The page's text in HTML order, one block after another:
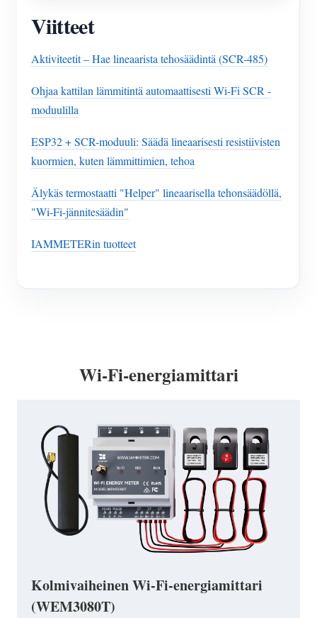
Viitteet
Aktiviteetit – Hae lineaarista tehosäädintä (SCR-485)
Ohjaa kattilan lämmitintä automaattisesti Wi-Fi SCR -
moduulilla
ESP32 + SCR-moduuli: Säädä lineaarisesti resistiivisten
kuormien, kuten lämmittimien, tehoa
Älykäs termostaatti "Helper" lineaarisella tehonsäädöllä,
"Wi-Fi-jännitesäädin"
IAMMETERin tuotteet
Wi-Fi-energiamittari
Kolmivaiheinen Wi-Fi-energiamittari
(WEM3080T)